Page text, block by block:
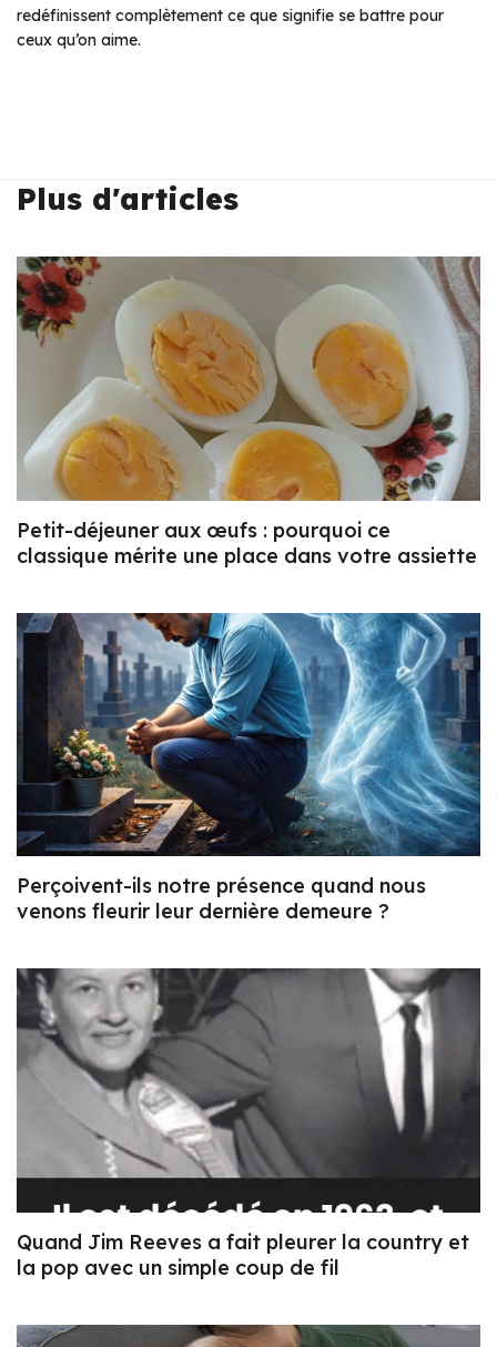
redéfinissent complètement ce que signifie se battre pour
ceux qu’on aime.
Plus d'articles
Petit-déjeuner aux œufs : pourquoi ce
classique mérite une place dans votre assiette
Perçoivent-ils notre présence quand nous
venons fleurir leur dernière demeure ?
Quand Jim Reeves a fait pleurer la country et
la pop avec un simple coup de fil